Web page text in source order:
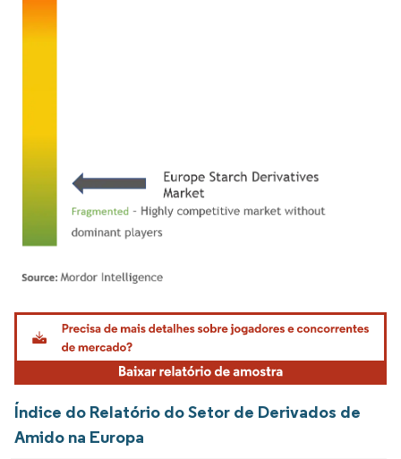
Imagem © Mordor Intelligence. O reuso requer atribuição conforme CC BY 4.0.
Índice do Relatório do Setor de Derivados de
Amido na Europa